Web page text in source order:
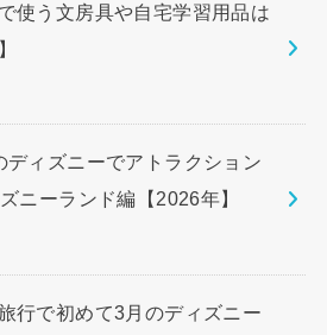
使う文房具や自宅学習用品は
ディズニーでアトラクション
ニーランド編【2026年】
行で初めて3月のディズニー